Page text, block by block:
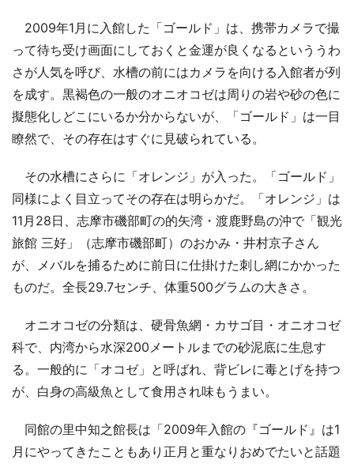
2009年1月に入館した「ゴールド」は、携帯カメラで撮
って待ち受け画面にしておくと金運が良くなるといううわ
さが人気を呼び、水槽の前にはカメラを向ける入館者が列
を成す。黒褐色の一般のオニオコゼは周りの岩や砂の色に
擬態化しどこにいるか分からないが、「ゴールド」は一目
瞭然で、その存在はすぐに見破られている。
その水槽にさらに「オレンジ」が入った。「ゴールド」
同様によく目立ってその存在は明らかだ。「オレンジ」は
11月28日、志摩市磯部町の的矢湾・渡鹿野島の沖で「観光
旅館 三好」（志摩市磯部町）のおかみ・井村京子さん
が、メバルを捕るために前日に仕掛けた刺し網にかかった
ものだ。全長29.7センチ、体重500グラムの大きさ。
オニオコゼの分類は、硬骨魚網・カサゴ目・オニオコゼ
科で、内湾から水深200メートルまでの砂泥底に生息す
る。一般的に「オコゼ」と呼ばれ、背ビレに毒とげを持つ
が、白身の高級魚として食用され味もうまい。
同館の里中知之館長は「2009年入館の『ゴールド』は1
月にやってきたこともあり正月と重なりおめでたいと話題